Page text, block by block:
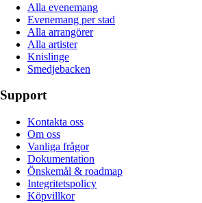
Alla evenemang
Evenemang per stad
Alla arrangörer
Alla artister
Knislinge
Smedjebacken
Support
Kontakta oss
Om oss
Vanliga frågor
Dokumentation
Önskemål & roadmap
Integritetspolicy
Köpvillkor